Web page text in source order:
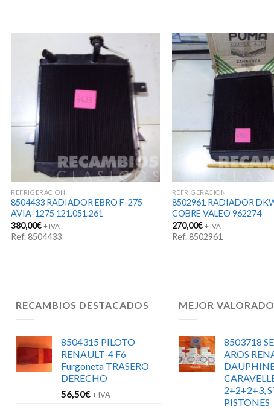
REFRIGERACIÓN
8504433 RADIADOR EBRO F-275
AVIA-1275 121.051.261
380,00€ + IVA
Ref. 8504433
REFRIGERACIÓN
8502961 RADIADOR
COBRE VALEO 962274
270,00€ + IVA
Ref. 8502961
RECAMBIOS DESTACADOS
8504315 PILOTO
RENAULT-4 F6
Furgoneta TRASERO
DERECHO
56,50€+ IVA
MEJOR
8503718
AROS
2+2+2+3,
PISTONES